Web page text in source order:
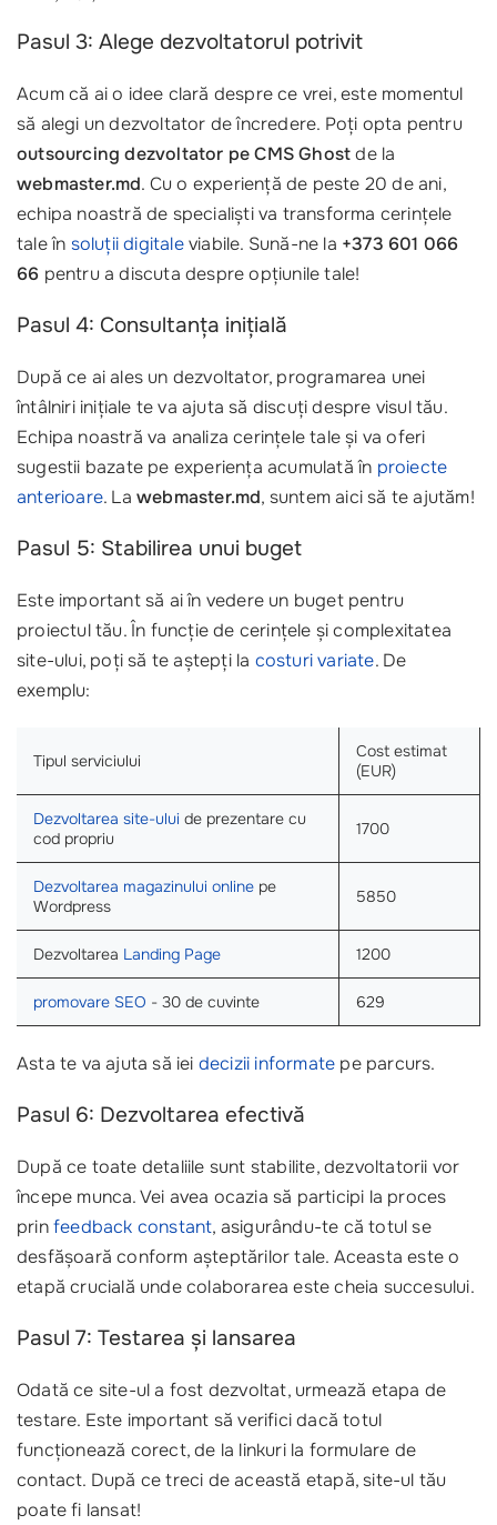
Pasul 3: Alege dezvoltatorul potrivit
Acum că ai o idee clară despre ce vrei, este momentul
să alegi un dezvoltator de încredere. Poți opta pentru
outsourcing dezvoltator pe CMS Ghostde la
webmaster.md. Cu o experiență de peste 20 de ani,
echipa noastră de specialiști va transforma cerințele
tale în soluții digitaleviabile. Sună-ne la +373 601 066
66 pentru a discuta despre opțiunile tale!
Pasul 4: Consultanța inițială
După ce ai ales un dezvoltator, programarea unei
întâlniri inițiale te va ajuta să discuți despre visul tău.
Echipa noastră va analiza cerințele tale și va oferi
sugestii bazate pe experiența acumulată în proiecte
anterioare. La webmaster.md, suntem aici să te ajutăm!
Pasul 5: Stabilirea unui buget
Este important să ai în vedere un buget pentru
proiectul tău. În funcție de cerințele și complexitatea
site-ului, poți să te aștepți la costuri variate. De
exemplu:
Tipul serviciului
Cost estimat
(EUR)
Dezvoltarea site-ului de prezentare cu
cod propriu
1700
Dezvoltarea magazinului online pe
Wordpress
5850
Dezvoltarea Landing Page 1200
promovare SEO - 30 de cuvinte 629
Asta te va ajuta să iei decizii informate pe parcurs.
Pasul 6: Dezvoltarea efectivă
După ce toate detaliile sunt stabilite, dezvoltatorii vor
începe munca. Vei avea ocazia să participi la proces
prinfeedback constant, asigurându-te că totul se
desfășoară conform așteptărilor tale. Aceasta este o
etapă crucială unde colaborarea este cheia succesului.
Pasul 7: Testarea și lansarea
Odată ce site-ul a fost dezvoltat, urmează etapa de
testare. Este important să verifici dacă totul
funcționează corect, de la linkuri la formulare de
contact. După ce treci de această etapă, site-ul tău
poate fi lansat!